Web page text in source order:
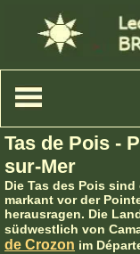
Tas de Pois -
sur-Mer
Die Tas des Pois
markant vor der
herausragen. Die
südwestlich von
de Crozon im